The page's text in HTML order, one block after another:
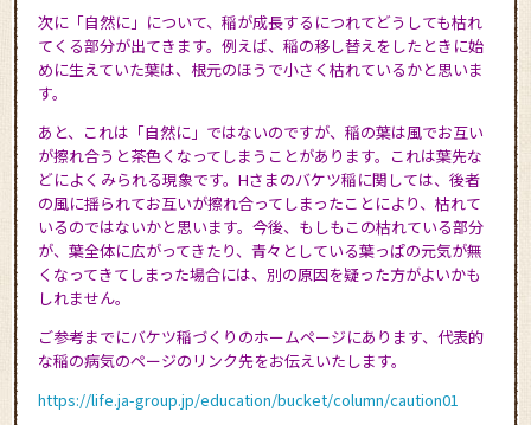
次に「自然に」について、稲が成長するにつれてどうしても枯れ
てくる部分が出てきます。例えば、稲の移し替えをしたときに始
めに生えていた葉は、根元のほうで小さく枯れているかと思いま
す。
あと、これは「自然に」ではないのですが、稲の葉は風でお互い
が擦れ合うと茶色くなってしまうことがあります。これは葉先な
どによくみられる現象です。Hさまのバケツ稲に関しては、後者
の風に揺られてお互いが擦れ合ってしまったことにより、枯れて
いるのではないかと思います。今後、もしもこの枯れている部分
が、葉全体に広がってきたり、青々としている葉っぱの元気が無
くなってきてしまった場合には、別の原因を疑った方がよいかも
しれません。
ご参考までにバケツ稲づくりのホームページにあります、代表的
な稲の病気のページのリンク先をお伝えいたします。
https://life.ja-group.jp/education/bucket/column/caution01